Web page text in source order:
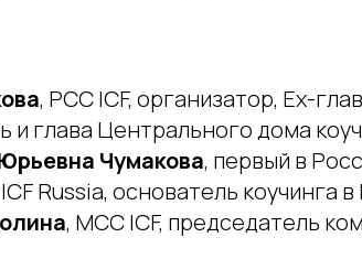
, PCC ICF, организатор, Ex-
и глава Центрального дома
Чумакова, первый в
Russia, основатель коучинга в
, MCC ICF, председатель